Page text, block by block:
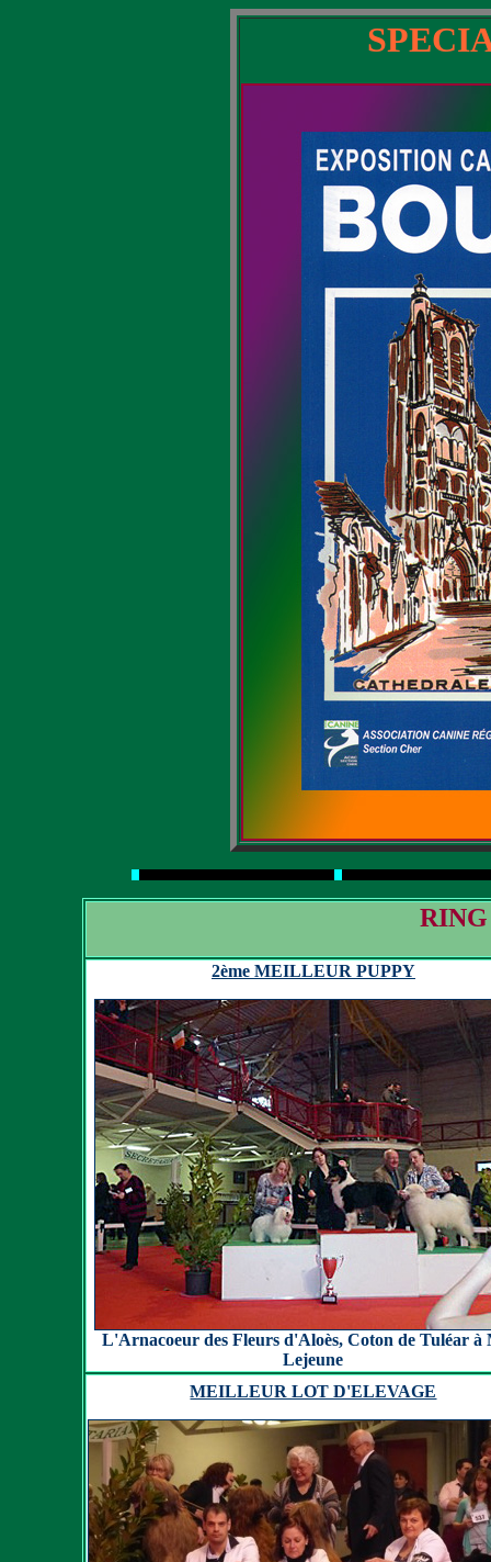
2ème MEILLEUR PUPPY
L'Arnacoeur des Fleurs d'Aloès, Coton de Tuléar à
Lejeune
MEILLEUR LOT D'ELEVAGE